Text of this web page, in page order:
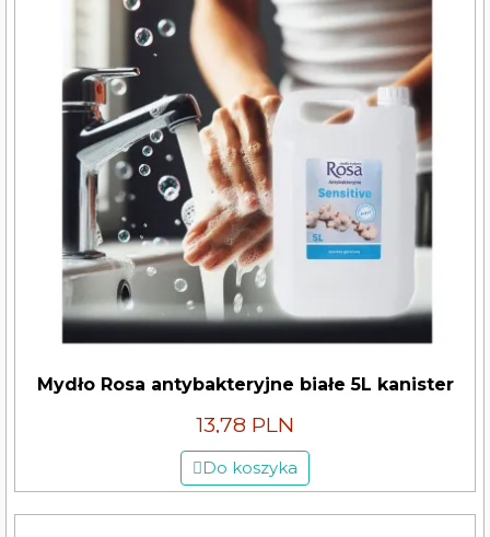
Mydło Rosa antybakteryjne białe 5L kanister
13,78 PLN
Do koszyka